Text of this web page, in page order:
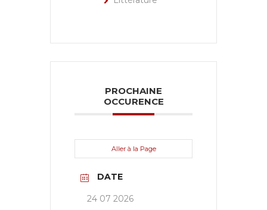
PROCHAINE
OCCURENCE
Aller à la Page
DATE
24 07 2026